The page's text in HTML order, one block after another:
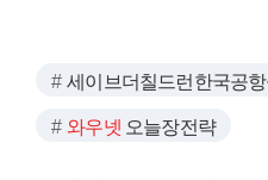
세이브더칠드런한국공
와우넷 오늘장전략